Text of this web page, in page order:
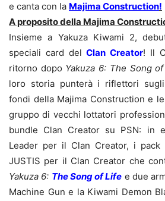
e canta con la Majima Construction!
A proposito della Majima
Insieme a Yakuza Kiwami 2,
speciali card delClan Creator! Il
ritorno dopo Yakuza 6: The Song
loro storia punterà i riflettori
fondi della Majima Construction e
gruppo di vecchi lottatori
bundle Clan Creator su PSN: in
Leader per il Clan Creator, i
JUSTIS per il Clan Creator che
Yakuza 6: The Song of Life e due
Machine Gun e la Kiwami Demon